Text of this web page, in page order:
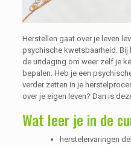
Herstellen gaat over je leven
psychische kwetsbaarheid.
de uitdaging om weer zelf je
bepalen. Heb je een
verder zetten in je
over je eigen leven? Dan is
Wat leer je in de
herstelervaringen